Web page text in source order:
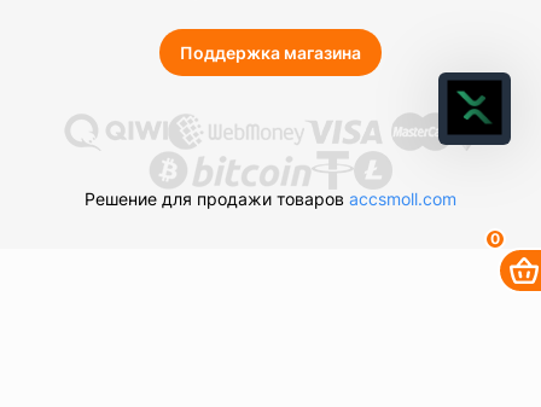
Поддержка магазина
Решение для продажи товаров accsmoll.com
0